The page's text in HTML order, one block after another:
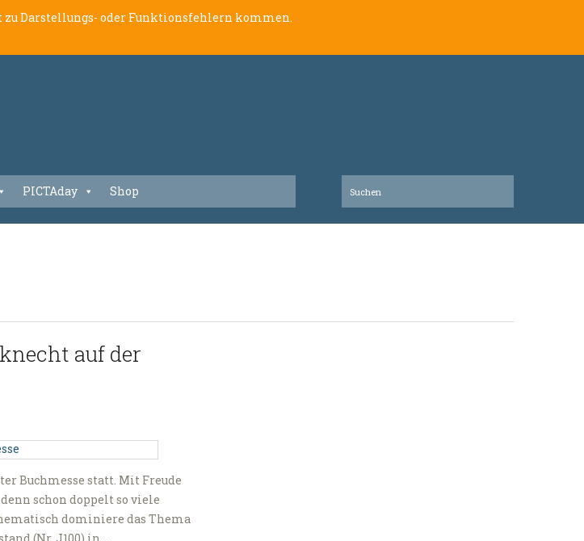
Darstellungs- oder Funktionsfehlern kommen.
PICTAday Shop
auf der
Buchmesse statt. Mit Freude
schon doppelt so viele
dominiere das Thema